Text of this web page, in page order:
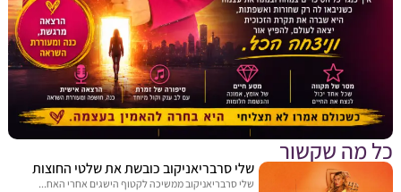
שקשור
שלי סרבריאניקוב כובשת את שלטי החוצות
שלי סרבריאניקוב ממשיכה לקטוף הישגים אחרי האח...